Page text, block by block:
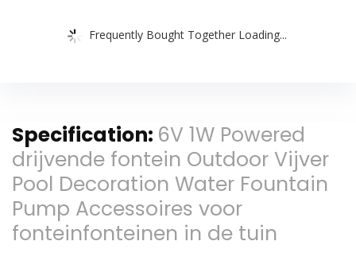
Frequently Bought Together Loading...
Specification: 6V 1W Powered
drijvende fontein Outdoor Vijver
Pool Decoration Water Fountain
Pump Accessoires voor
fonteinfonteinen in de tuin